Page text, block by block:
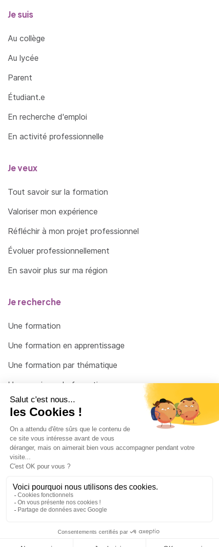
Je suis
Au collège
Au lycée
Parent
Étudiant.e
En recherche d'emploi
En activité professionnelle
Je veux
Tout savoir sur la formation
Valoriser mon expérience
Réfléchir à mon projet professionnel
Évoluer professionnellement
En savoir plus sur ma région
Je recherche
Une formation
Une formation en apprentissage
Une formation par thématique
Un organisme de formation
Un conseiller
Une solution pour raccrocher
© 2026 - Côté Formations - par Via Compétences
Menu Pied de page
Mentions Légales
Politique de confidentialité